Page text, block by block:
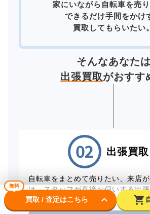
家にいながら自転車を売り
できるだけ手間をかけ
買取してもらいたい。
そんなあなたは
出張買取がおすす
出張買取
自転車をまとめて売りたい、来店
は、スタッフが直接お伺いする出
ください。
無料
買取 / 査定はこちら keyboard_arrow_down shopping_cart